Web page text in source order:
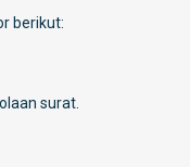
berikut:
surat.